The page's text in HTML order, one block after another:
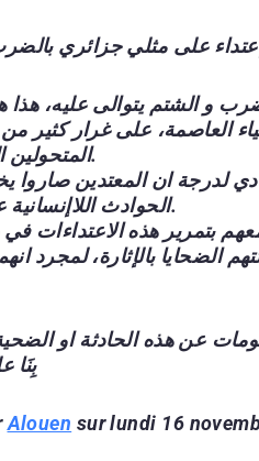
على مثلي جزائري
و الشتم يتوالى عليه، هذا
العاصمة، على غرار كثير من
المتحولين الجزائريين.
لدرجة ان المعتدين صاروا
الحوادث اللاإنسانية عبر الفيديو.
بتمرير هذه الاعتداءات
الضحايا بالإثارة، لمجرد
عن هذه الحادثة او
بِنَا
Alouen sur lundi 16